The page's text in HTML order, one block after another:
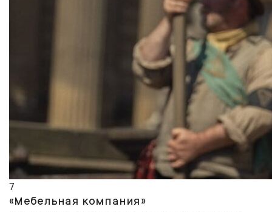
7
«Мебельная компания»